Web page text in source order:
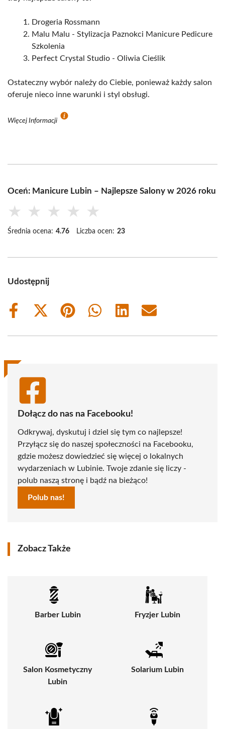
Drogeria Rossmann
Malu Malu - Stylizacja Paznokci Manicure Pedicure
Szkolenia
Perfect Crystal Studio - Oliwia Cieślik
Ostateczny wybór należy do Ciebie, ponieważ każdy salon
oferuje nieco inne warunki i styl obsługi.
Więcej Informacji
Oceń: Manicure Lubin – Najlepsze Salony w 2026 roku
★ ★ ★ ★ ★
Średnia ocena: 4.76 Liczba ocen: 23
Udostępnij
Share
Share
(Twitter)
Share
Share
Share
Share
Dołącz do nas na Facebooku!
Odkrywaj, dyskutuj i dziel się tym co najlepsze!
Przyłącz się do naszej społeczności na Facebooku,
gdzie możesz dowiedzieć się więcej o lokalnych
wydarzeniach w Lubinie. Twoje zdanie się liczy -
polub naszą stronę i bądź na bieżąco!
Polub nas!
Zobacz Także
Barber Lubin Fryzjer Lubin
Salon Kosmetyczny
Lubin
Solarium Lubin